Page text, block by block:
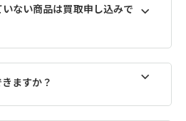
ない商品は買取申し込みで
ますか？